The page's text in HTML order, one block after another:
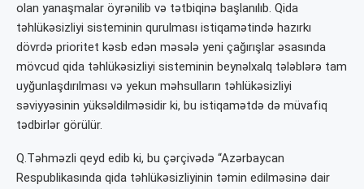
olan yanaşmalar öyrənilib və tətbiqinə başlanılıb. Qida
təhlükəsizliyi sisteminin qurulması istiqamətində hazırkı
dövrdə prioritet kəsb edən məsələ yeni çağırışlar əsasında
mövcud qida təhlükəsizliyi sisteminin beynəlxalq tələblərə tam
uyğunlaşdırılması və yekun məhsulların təhlükəsizliyi
səviyyəsinin yüksəldilməsidir ki, bu istiqamətdə də müvafiq
tədbirlər görülür.
Q.Təhməzli qeyd edib ki, bu çərçivədə “Azərbaycan
Respublikasında qida təhlükəsizliyinin təmin edilməsinə dair